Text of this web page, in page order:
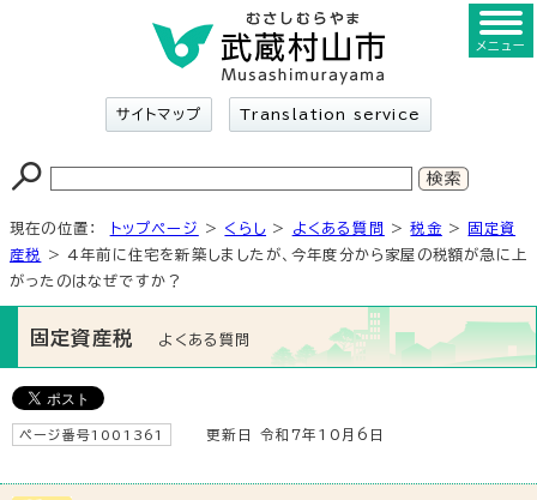
サイトマップ Translation service
メニュー
現在の位置： トップページ > くらし > よくある質問 >税金>
固定資
産税
> 4年前に住宅を新築しましたが、今年度分から家屋の税額が急に上
がったのはなぜですか？
固定資産税 よくある質問
ページ番号1001361 更新日 令和7年10月6日